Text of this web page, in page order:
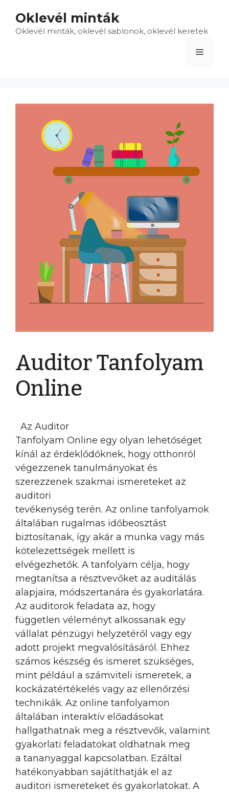
tartalomba
Oklevél minták
Oklevél minták, oklevél sablonok, oklevél keretek
Menü
Auditor Tanfolyam
Online
Az Auditor
Tanfolyam Online egy olyan lehetőséget
kínál az érdeklődőknek, hogy otthonról
végezzenek tanulmányokat és
szerezzenek szakmai ismereteket az
auditori
tevékenység terén. Az online tanfolyamok
általában rugalmas időbeosztást
biztosítanak, így akár a munka vagy más
kötelezettségek mellett is
elvégezhetők. A tanfolyam célja, hogy
megtanítsa a résztvevőket az auditálás
alapjaira, módszertanára és gyakorlatára.
Az auditorok feladata az, hogy
független véleményt alkossanak egy
vállalat pénzügyi helyzetéről vagy egy
adott projekt megvalósításáról. Ehhez
számos készség és ismeret szükséges,
mint például a számviteli ismeretek, a
kockázatértékelés vagy az ellenőrzési
technikák. Az online tanfolyamon
általában interaktív előadásokat
hallgathatnak meg a résztvevők, valamint
gyakorlati feladatokat oldhatnak meg
a tananyaggal kapcsolatban. Ezáltal
hatékonyabban sajátíthatják el az
auditori ismereteket és gyakorlatokat. A